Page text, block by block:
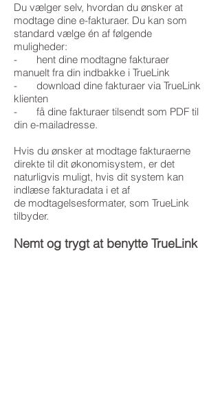
Du vælger selv, hvordan du ønsker at
modtage dine e-fakturaer. Du kan som
standard vælge én af følgende
muligheder:
- hent dine modtagne fakturaer
manuelt fra din indbakke i TrueLink
- download dine fakturaer via TrueLink
klienten
- få dine fakturaer tilsendt som PDF til
din e-mailadresse.
Hvis du ønsker at modtage fakturaerne
direkte til dit økonomisystem, er det
naturligvis muligt, hvis dit system kan
indlæse fakturadata i et af
de modtagelsesformater, som TrueLink
tilbyder.
Nemt og trygt at benytte TrueLink